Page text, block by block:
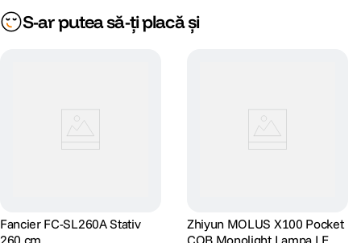
S-ar putea să-ți placă și
Fancier FC-SL260A Stativ
260 cm
Zhiyun MOLUS X100 Pocket
COB Monolight Lampa LED